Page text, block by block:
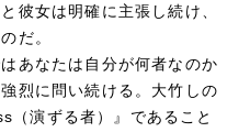
彼女は明確に主張し続け、
だ。
あなたは自分が何者なのか
烈に問い続ける。大竹しの
演ずる者）』であること